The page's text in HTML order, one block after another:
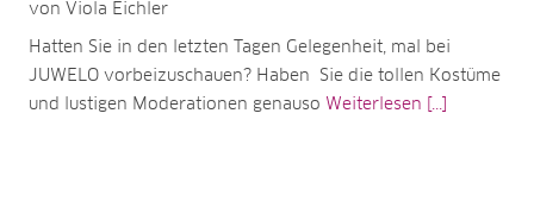
von Viola Eichler
Hatten Sie in den letzten Tagen Gelegenheit, mal bei
JUWELO vorbeizuschauen? Haben Sie die tollen Kostüme
und lustigen Moderationen genauso Weiterlesen [...]